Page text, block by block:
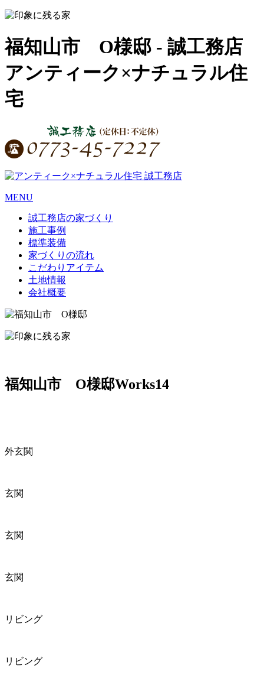
福知山市 O様邸 - 誠工務店
アンティーク×ナチュラル住
宅
MENU
誠工務店の家づくり
施工事例
標準装備
家づくりの流れ
こだわりアイテム
土地情報
会社概要
福知山市 O様邸Works14
外玄関
玄関
玄関
玄関
リビング
リビング